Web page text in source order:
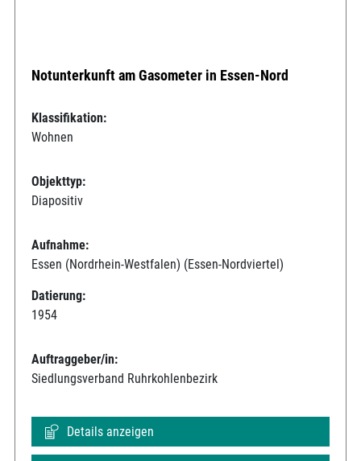
Notunterkunft am Gasometer in Essen-Nord
Klassifikation:
Wohnen
Objekttyp:
Diapositiv
Aufnahme:
Essen (Nordrhein-Westfalen) (Essen-Nordviertel)
Datierung:
1954
Auftraggeber/in:
Siedlungsverband Ruhrkohlenbezirk
Details anzeigen